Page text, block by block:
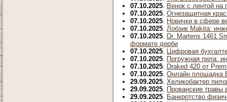
07.10.2025. Венок с лентой
07.10.2025. Огнезащитная
07.10.2025. Новички в сфере
07.10.2025. Лобзик Makita:
07.10.2025. Dr. Martens 1461
формате дерби
07.10.2025. Цифровая
07.10.2025. Погружная пила:
07.10.2025. Draked 420 от
07.10.2025. Онлайн площадка
29.09.2025. Хеликобактер
29.09.2025. Прованские
29.09.2025. Банкротство